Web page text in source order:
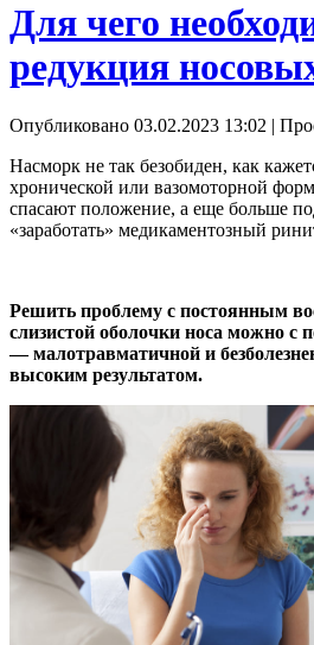
Для чего
редукция
Опубликовано 03.02.2023 13:02 |
Насморк не так безобиден, как
хронической или вазомоторной
спасают положение, а еще больше
«заработать» медикаментозный
Решить проблему с постоянным
слизистой оболочки носа можно
— малотравматичной и
высоким результатом.